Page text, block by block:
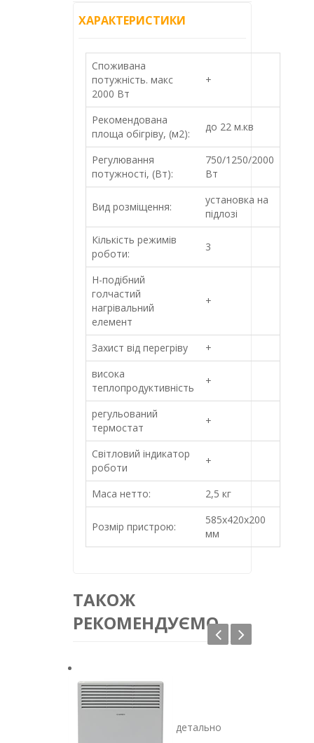
ХАРАКТЕРИСТИКИ
Споживана
потужність. макс
2000 Вт
+
Рекомендована
площа обігріву, (м2):
до 22 м.кв
Регулювання
потужності, (Вт):
750/1250/2000
Вт
Вид розміщення:
установка на
підлозі
Кількість режимів
роботи:
3
Н-подібний
голчастий
нагрівальний
елемент
+
Захист від перегріву
+
висока
теплопродуктивність
+
регульований
термостат
+
Світловий індикатор
роботи
+
Маса нетто: 2,5 кг
Розмір пристрою:
585х420х200
мм
ТАКОЖ
РЕКОМЕНДУЄМО
детально